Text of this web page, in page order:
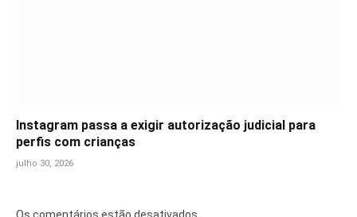
Instagram passa a exigir autorização judicial para
perfis com crianças
julho 30, 2026
Os comentários estão desativados.